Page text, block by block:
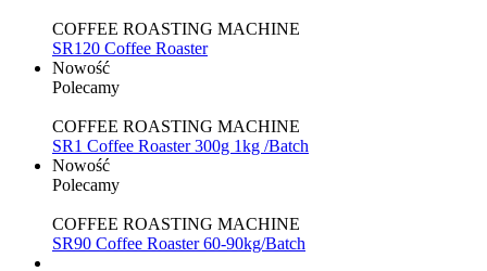
COFFEE ROASTING MACHINE
SR120 Coffee Roaster
Nowość
Polecamy
COFFEE ROASTING MACHINE
SR1 Coffee Roaster 300g 1kg /Batch
Nowość
Polecamy
COFFEE ROASTING MACHINE
SR90 Coffee Roaster 60-90kg/Batch